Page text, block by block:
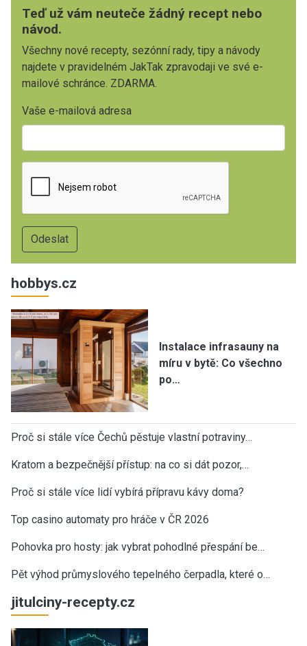
Teď už vám neuteče žádný recept nebo
návod.
Všechny nové recepty, sezónní rady, tipy a návody
najdete v pravidelném JakTak zpravodaji ve své e-
mailové schránce. ZDARMA.
Vaše e-mailová adresa
hobbys.cz
Instalace infrasauny na
míru v bytě: Co všechno
po…
Proč si stále více Čechů pěstuje vlastní potraviny…
Kratom a bezpečnější přístup: na co si dát pozor,…
Proč si stále více lidí vybírá přípravu kávy doma?
Top casino automaty pro hráče v ČR 2026
Pohovka pro hosty: jak vybrat pohodlné přespání be…
Pět výhod průmyslového tepelného čerpadla, které o…
jitulciny-recepty.cz